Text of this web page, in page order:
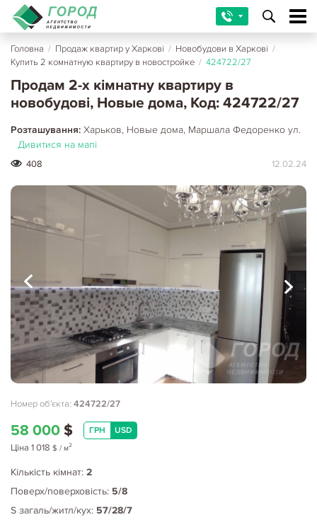
Головна / Продаж квартир у Харкові / Новобудови в Харкові /
Купить 2 комнатную квартиру в новостройке / 424722/27
Продам 2-х кімнатну квартиру в
новобудові, Новые дома, Код: 424722/27
Розташування: Харьков, Новые дома, Маршала Федоренко ул.
Дивитися на мапі
408 12.02.24
Номер об'єкта: 424722/27
58 000 $ ГРН USD
Ціна 1 018 $ / м2
Кількість кімнат: 2
Поверх/поверховість: 5/8
S загаль/житл/кух: 57/28/7